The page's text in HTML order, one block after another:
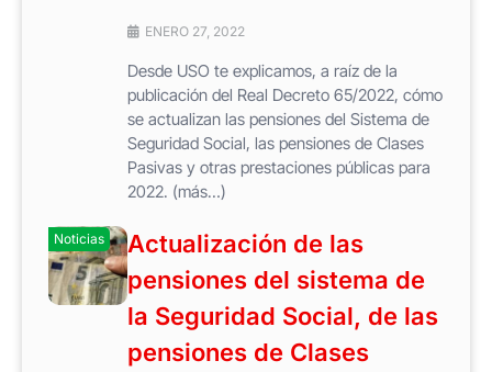
ENERO 27, 2022
Desde USO te explicamos, a raíz de la
publicación del Real Decreto 65/2022, cómo
se actualizan las pensiones del Sistema de
Seguridad Social, las pensiones de Clases
Pasivas y otras prestaciones públicas para
2022. (más…)
Noticias
Actualización de las
pensiones del sistema de
la Seguridad Social, de las
pensiones de Clases